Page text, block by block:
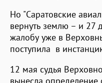
Но "Саратовские
вернуть землю – и 27
жалобу уже в
поступила в
12 мая судья
вынесла определение